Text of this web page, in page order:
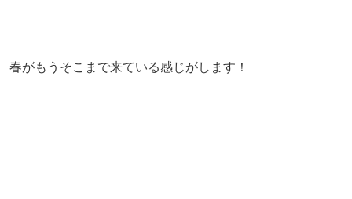
春がもうそこまで来ている感じがします！